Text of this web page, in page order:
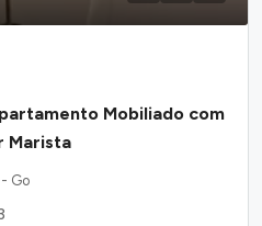
Mobiliado com
Marista
- Go